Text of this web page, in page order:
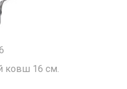
ковш 16 см.